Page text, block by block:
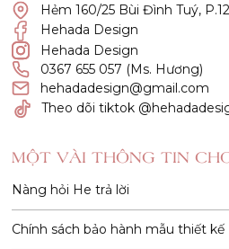
Hẻm 160/25 Bùi Đình Tuý,
Hehada Design
Hehada Design
0367 655 057 (Ms. Hương)
hehadadesign@gmail.com
Theo dõi tiktok
MỘT VÀI THÔNG TIN
Nàng hỏi He trả lời
Chính sách bảo hành mẫu thiết kế